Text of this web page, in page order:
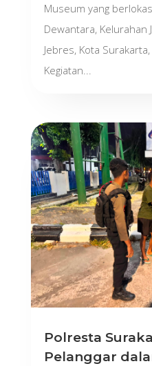
Museum yang
Dewantara, Kelurahan
Jebres, Kota
Kegiatan...
Polresta
Pelanggar